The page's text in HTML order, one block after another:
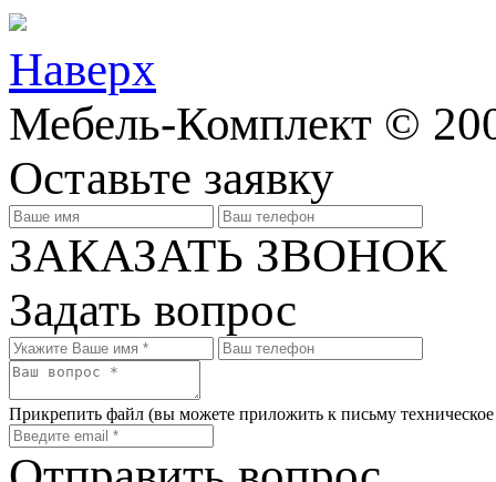
Наверх
Мебель-Комплект ©
Оставьте заявку
ЗАКАЗАТЬ ЗВОНОК
Задать вопрос
Прикрепить файл (вы можете приложить к письму